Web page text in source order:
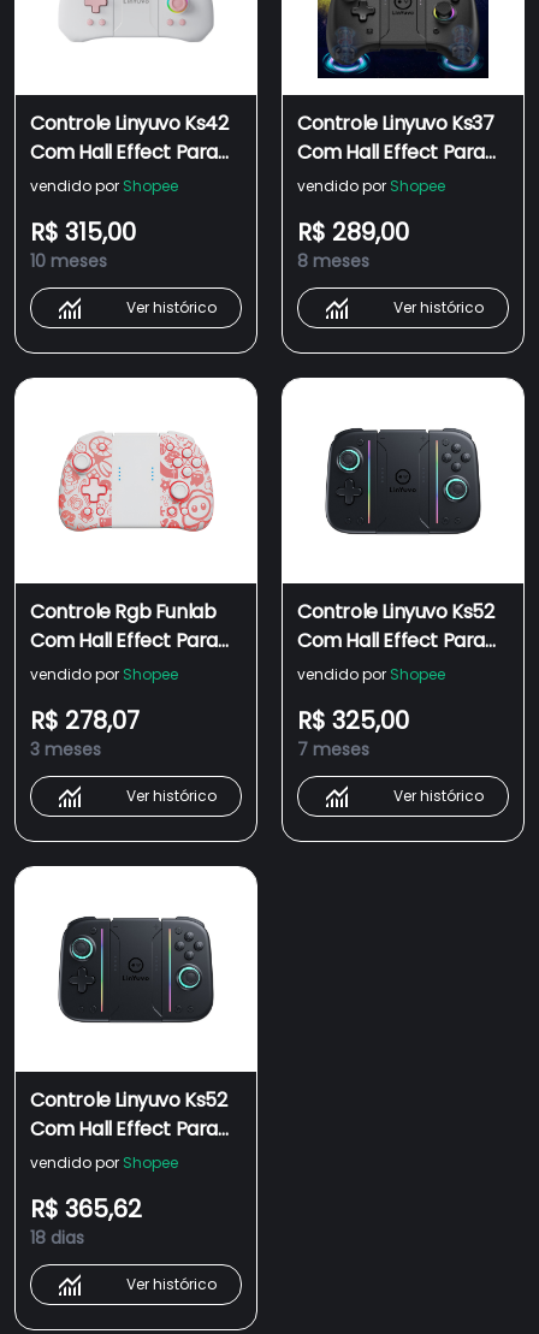
Controle Linyuvo Ks42
Com Hall Effect Para
Nintendo Switch
vendido por Shopee
R$ 315,00
10 meses
Ver histórico
Controle Linyuvo Ks37
Com Hall Effect Para
Nintendo Switch
vendido por Shopee
R$ 289,00
8 meses
Ver histórico
Controle Rgb Funlab
Com Hall Effect Para
Nintendo Switch/pc
vendido por Shopee
R$ 278,07
3 meses
Ver histórico
Controle Linyuvo Ks52
Com Hall Effect Para
Nintendo Switch/2
vendido por Shopee
R$ 325,00
7 meses
Ver histórico
Controle Linyuvo Ks52
Com Hall Effect Para
Nintendo Switch/2
de 8 Cores
vendido por Shopee
R$ 365,62
18 dias
Ver histórico